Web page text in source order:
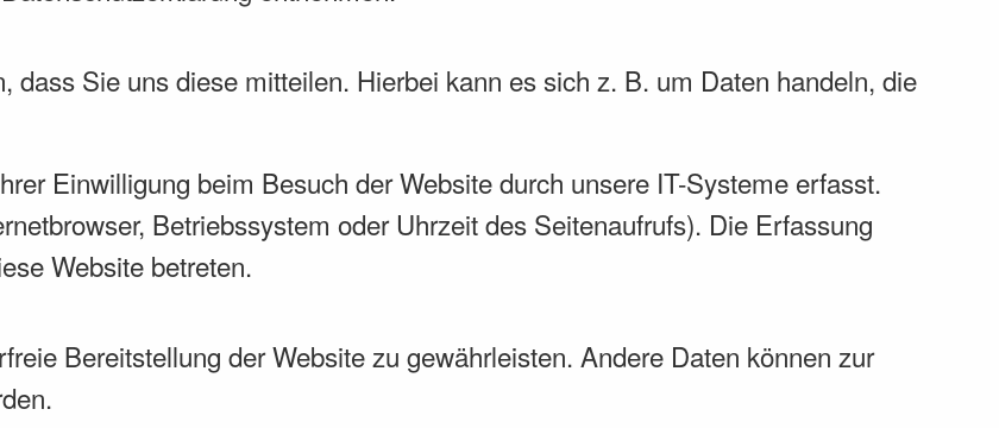
dass Sie uns diese mitteilen. Hierbei kann es sich z. B. um Daten handeln, die
Einwilligung beim Besuch der Website durch unsere IT-Systeme erfasst.
Betriebssystem oder Uhrzeit des Seitenaufrufs). Die Erfassung
Website betreten.
Bereitstellung der Website zu gewährleisten. Andere Daten können zur